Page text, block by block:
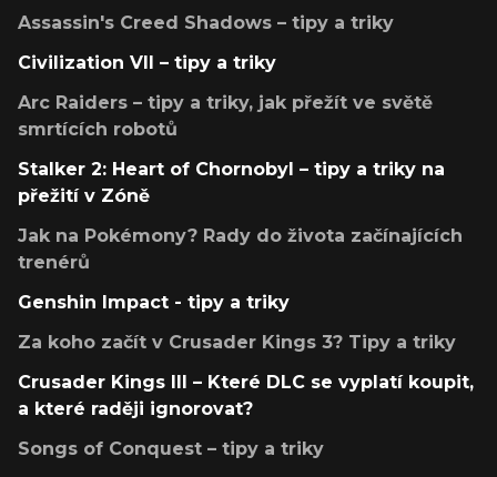
Assassin's Creed Shadows – tipy a triky
Civilization VII – tipy a triky
Arc Raiders – tipy a triky, jak přežít ve světě
smrtících robotů
Stalker 2: Heart of Chornobyl – tipy a triky na
přežití v Zóně
Jak na Pokémony? Rady do života začínajících
trenérů
Genshin Impact - tipy a triky
Za koho začít v Crusader Kings 3? Tipy a triky
Crusader Kings III – Které DLC se vyplatí koupit,
a které raději ignorovat?
Songs of Conquest – tipy a triky